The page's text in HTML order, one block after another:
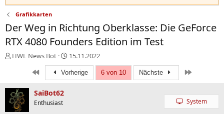
Grafikkarten
Der Weg in Richtung Oberklasse: Die GeForce
RTX 4080 Founders Edition im Test
E
e
l
l
HWL News Bot
E
r
s
t
15.11.2022
Erste Vorherige 6 von 10 Nächste
SaiBot62
Enthusiast System